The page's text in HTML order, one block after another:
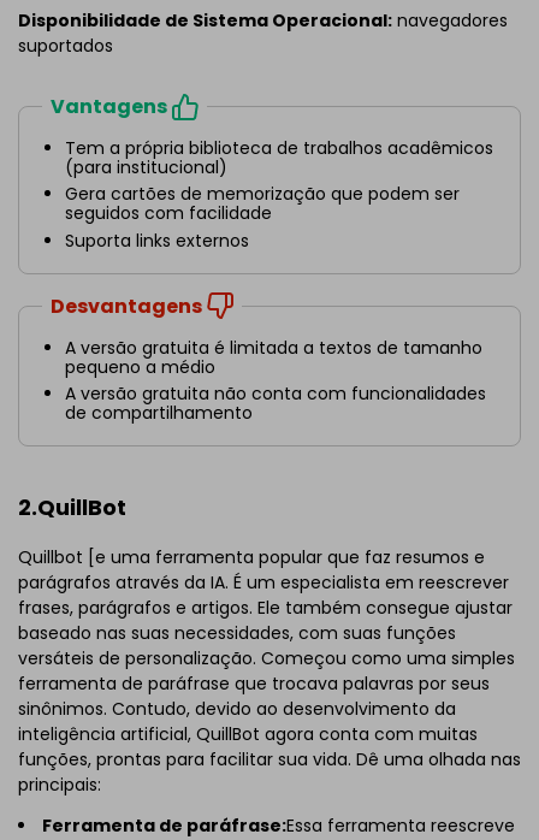
Disponibilidade de Sistema Operacional: navegadores
suportados
Vantagens
Tem a própria biblioteca de trabalhos acadêmicos
(para institucional)
Gera cartões de memorização que podem ser
seguidos com facilidade
Suporta links externos
Desvantagens
A versão gratuita é limitada a textos de tamanho
pequeno a médio
A versão gratuita não conta com funcionalidades
de compartilhamento
2.QuillBot
Quillbot [e uma ferramenta popular que faz resumos e
parágrafos através da IA. É um especialista em reescrever
frases, parágrafos e artigos. Ele também consegue ajustar
baseado nas suas necessidades, com suas funções
versáteis de personalização. Começou como uma simples
ferramenta de paráfrase que trocava palavras por seus
sinônimos. Contudo, devido ao desenvolvimento da
inteligência artificial, QuillBot agora conta com muitas
funções, prontas para facilitar sua vida. Dê uma olhada nas
principais:
Ferramenta de paráfrase:Essa ferramenta reescreve